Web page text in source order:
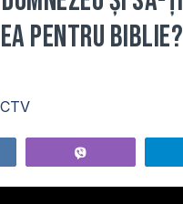
pentru Biblie?